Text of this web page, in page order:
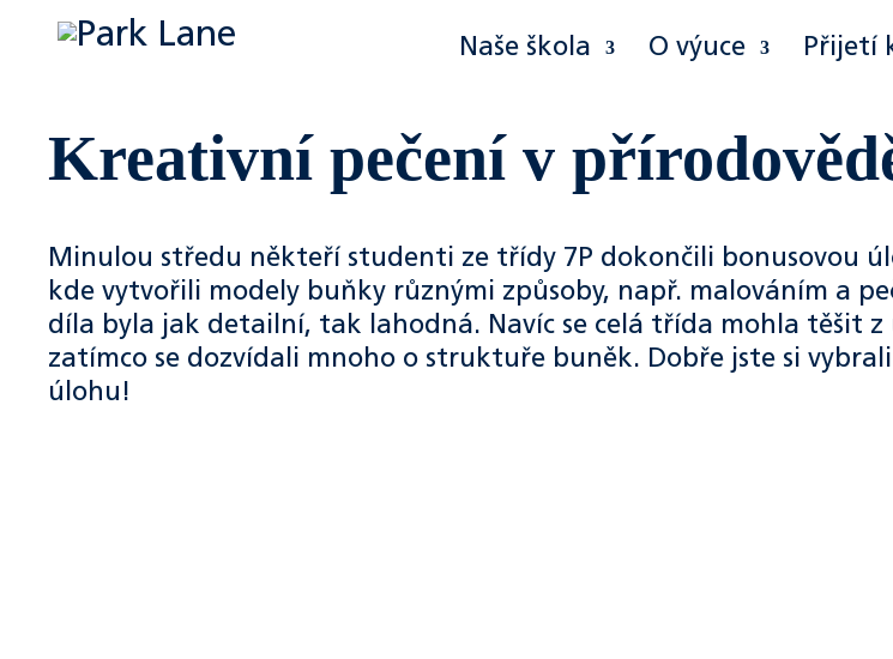
Naše škola O výuce Přijetí
Kreativní pečení v
Minulou středu někteří studenti ze třídy 7P dokončili bonusovou
kde vytvořili modely buňky různými způsoby, např. malováním a
díla byla jak detailní, tak lahodná. Navíc se celá třída mohla těšit z
zatímco se dozvídali mnoho o struktuře buněk. Dobře jste si
úlohu!